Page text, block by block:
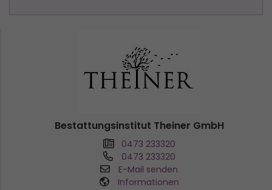
Bestattungsinstitut Theiner GmbH
0473 233320
0473 233320
E-Mail senden
Informationen